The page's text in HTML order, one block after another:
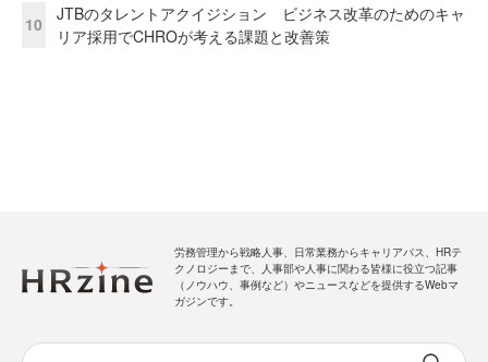
10
JTBのタレントアクイジション ビジネス改革のためのキャ
リア採用でCHROが考える課題と改善策
労務管理から戦略人事、日常業務からキャリアパス、HRテ
クノロジーまで、人事部や人事に関わる皆様に役立つ記事
（ノウハウ、事例など）やニュースなどを提供するWebマ
ガジンです。